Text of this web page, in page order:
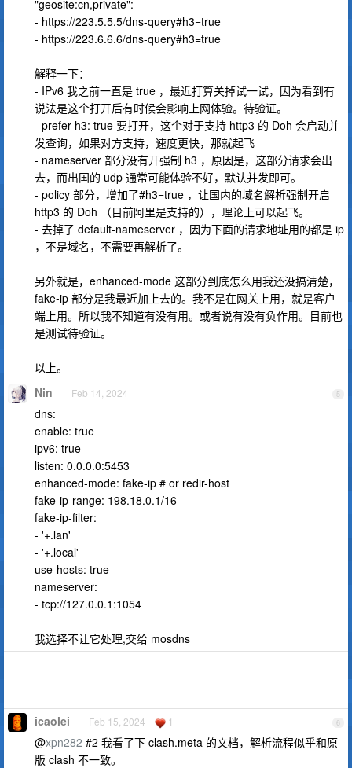
"geosite:cn,private":
- https://223.5.5.5/dns-query#h3=true
- https://223.6.6.6/dns-query#h3=true
解释一下：
- IPv6 我之前一直是 true ，最近打算关掉试一试，因为看到有
说法是这个打开后有时候会影响上网体验。待验证。
- prefer-h3: true 要打开，这个对于支持 http3 的 Doh 会启动并
发查询，如果对方支持，速度更快，那就起飞
- nameserver 部分没有开强制 h3 ，原因是，这部分请求会出
去，而出国的 udp 通常可能体验不好，默认并发即可。
- policy 部分，增加了#h3=true ，让国内的域名解析强制开启
http3 的 Doh （目前阿里是支持的），理论上可以起飞。
- 去掉了 default-nameserver ，因为下面的请求地址用的都是 ip
，不是域名，不需要再解析了。
另外就是，enhanced-mode 这部分到底怎么用我还没搞清楚，
fake-ip 部分是我最近加上去的。我不是在网关上用，就是客户
端上用。所以我不知道有没有用。或者说有没有负作用。目前也
是测试待验证。
以上。
5
Nin Feb 14, 2024
dns:
enable: true
ipv6: true
listen: 0.0.0.0:5453
enhanced-mode: fake-ip # or redir-host
fake-ip-range: 198.18.0.1/16
fake-ip-filter:
- '+.lan'
- '+.local'
use-hosts: true
nameserver:
- tcp://127.0.0.1:1054
我选择不让它处理,交给 mosdns
6
icaolei Feb 15, 2024 1
@xpn282 #2 我看了下 clash.meta 的文档，解析流程似乎和原
版 clash 不一致。